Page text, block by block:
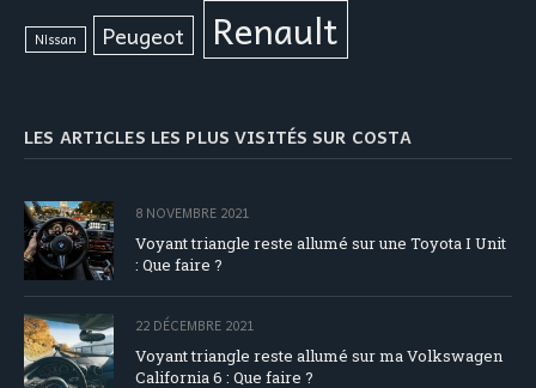
Nissan Peugeot Renault
LES ARTICLES LES PLUS VISITÉS SUR COSTA
8 NOVEMBRE 2021
Voyant triangle reste allumé sur une Toyota I Unit
: Que faire ?
22 DÉCEMBRE 2021
Voyant triangle reste allumé sur ma Volkswagen
California 6 : Que faire ?